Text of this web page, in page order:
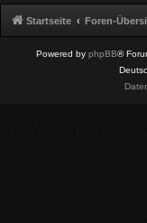
Startseite Foren-
Powered by phpBB®